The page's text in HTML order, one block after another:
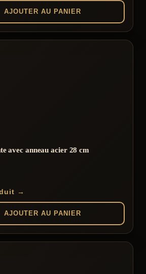
AJOUTER AU PANIER
avec anneau acier 28 cm
→
AJOUTER AU PANIER